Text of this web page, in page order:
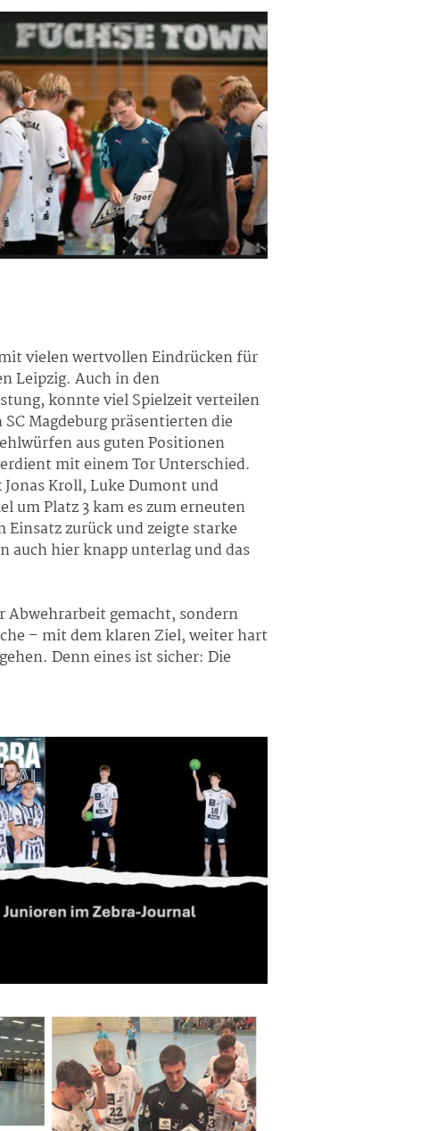
vielen wertvollen Eindrücken für
Leipzig. Auch in den
konnte viel Spielzeit verteilen
Magdeburg präsentierten die
aus guten Positionen
mit einem Tor Unterschied.
Kroll, Luke Dumont und
um Platz 3 kam es zum erneuten
zurück und zeigte starke
auch hier knapp unterlag und das
Abwehrarbeit gemacht, sondern
– mit dem klaren Ziel, weiter hart
Denn eines ist sicher: Die